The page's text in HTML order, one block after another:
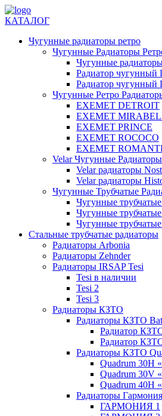
КАТАЛОГ
Чугунные радиаторы ретро
Чугунные Радиаторы
Чугунные
Радиатор чугунный
Радиатор чугунный
Чугунные Ретро
EXEMET DETROIT
EXEMET
EXEMET PRINCE
EXEMET ROCOCO
EXEMET
Velar Чугунные
Velar радиаторы
Velar радиаторы
Чугунные Трубчатые
Чугунные
Чугунные
Чугунные
Стальные трубчатые радиаторы
Радиаторы Arbonia
Радиаторы Zehnder
Радиаторы IRSAP Tesi
Tesi в наличии
Tesi 2
Tesi 3
Радиаторы КЗТО
Радиаторы КЗТО
Радиатор
Радиатор
Радиаторы КЗТО
Quadrum 30H
Quadrum 30V
Quadrum 40H
Радиаторы
ГАРМОНИЯ 1